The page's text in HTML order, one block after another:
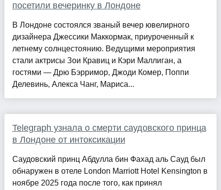
посетили вечеринку в Лондоне
В Лондоне состоялся званый вечер ювелирного
дизайнера Джессики Маккормак, приуроченный к
летнему солнцестоянию. Ведущими мероприятия
стали актрисы Зои Кравиц и Кэри Маллиган, а
гостями — Дрю Бэрримор, Джоди Комер, Поппи
Делевинь, Алекса Чанг, Мариса...
Telegraph узнала о смерти саудовского принца
в Лондоне от интоксикации
Саудовский принц Абдулла бин Фахад аль Сауд был
обнаружен в отеле London Marriott Hotel Kensington в
ноябре 2025 года после того, как принял